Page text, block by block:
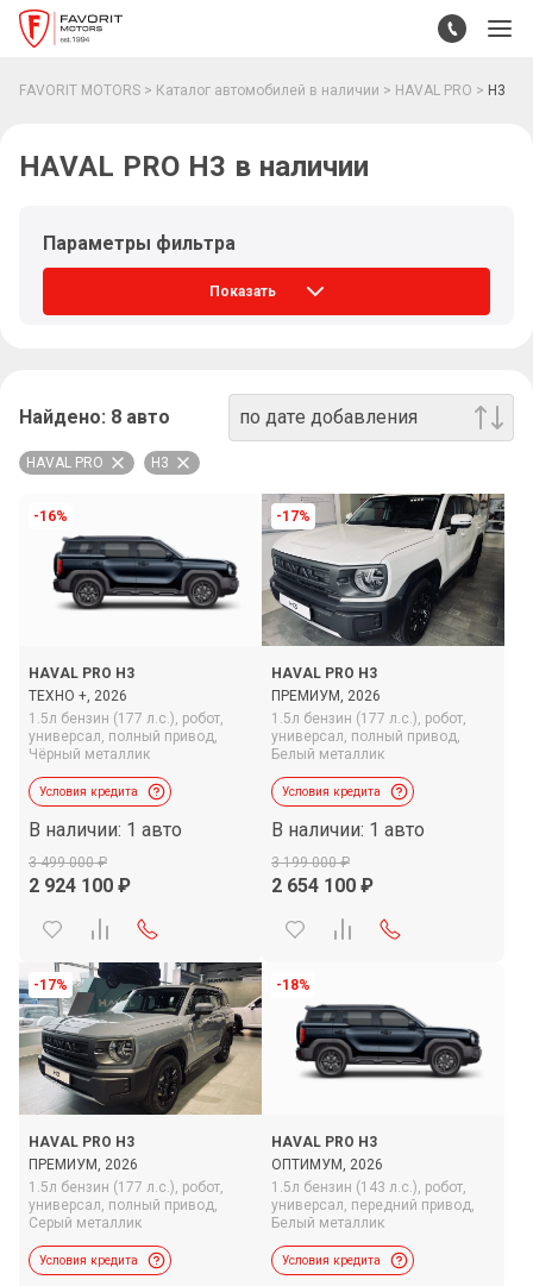
FAVORIT MOTORS Каталог автомобилей в наличии HAVAL PRO H3
HAVAL PRO H3 в наличии
Параметры фильтра
Показать
Найдено: 8 авто по дате добавления
HAVAL PRO H3
-16%
HAVAL PRO H3
ТЕХНО +, 2026
1.5л бензин (177 л.с.), робот,
универсал, полный привод,
Чёрный металлик
Условия кредита
В наличии: 1 авто
3 499 000
2 924 100
-17%
HAVAL PRO H3
ПРЕМИУМ, 2026
1.5л бензин (177 л.с.), робот,
универсал, полный привод,
Белый металлик
Условия кредита
В наличии: 1 авто
3 199 000
2 654 100
-17%
HAVAL PRO H3
ПРЕМИУМ, 2026
1.5л бензин (177 л.с.), робот,
универсал, полный привод,
Серый металлик
Условия кредита
-18%
HAVAL PRO H3
ОПТИМУМ, 2026
1.5л бензин (143 л.с.), робот,
универсал, передний привод,
Белый металлик
Условия кредита